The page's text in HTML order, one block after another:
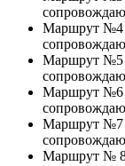
Маршрут №4
Маршрут №5
Маршрут №6
Маршрут №7
Маршрут №